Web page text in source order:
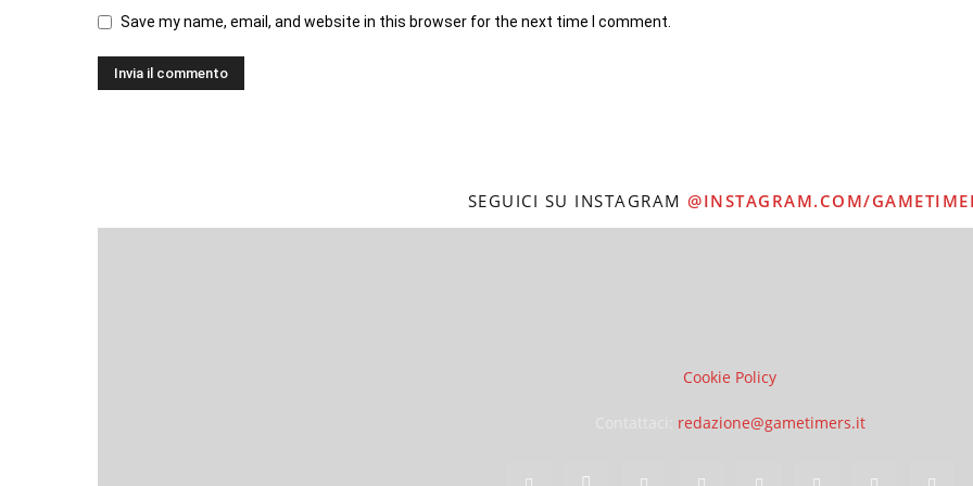
Save my name, email, and website in this browser for the next time I comment.
SEGUICI SU INSTAGRAM @INSTAGRAM.COM/
Cookie Policy
redazione@gametimers.it